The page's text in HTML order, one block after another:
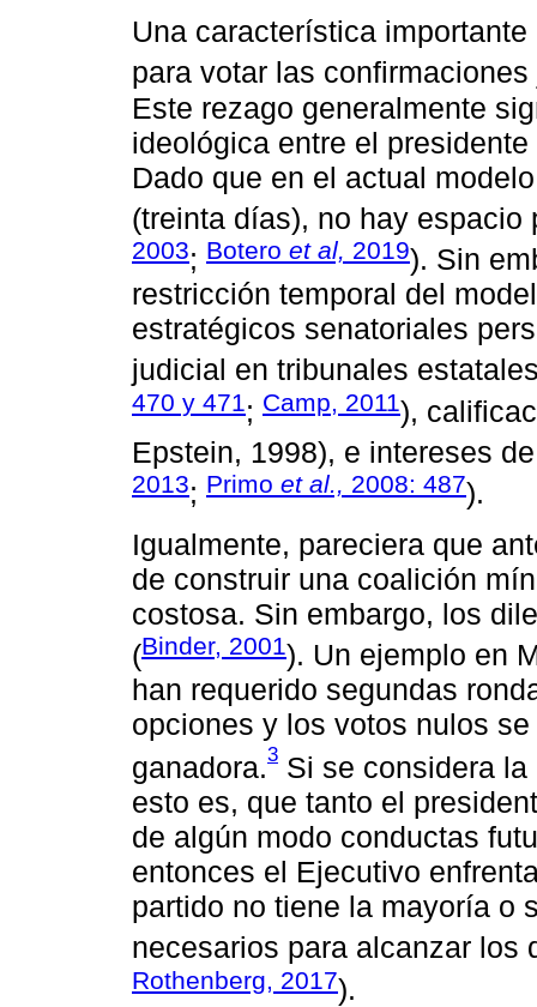
Una característica
para votar las
Este rezago generalmente
ideológica entre el
Dado que en el actual
(treinta días), no hay
2003; Botero et al, 2019). Sin
restricción temporal del
estratégicos senatoriales
judicial en tribunales
470 y 471; Camp, 2011),
Epstein, 1998), e intereses
2013; Primo et al., 2008: 487).
Igualmente, pareciera que
de construir una coalición
costosa. Sin embargo, los
(Binder, 2001). Un ejemplo en
han requerido segundas
opciones y los votos nulos
ganadora.3 Si se considera
esto es, que tanto el
de algún modo conductas
entonces el Ejecutivo
partido no tiene la mayoría o
necesarios para alcanzar los
Rothenberg, 2017).